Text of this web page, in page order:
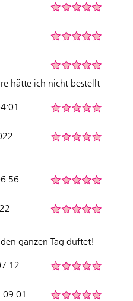
hätte ich nicht bestellt
ganzen Tag duftet!